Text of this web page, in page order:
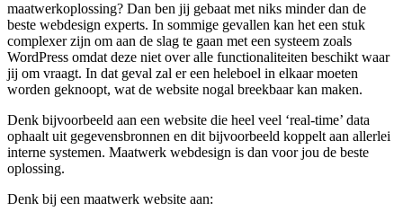
maatwerkoplossing? Dan ben jij gebaat met niks minder dan de
beste webdesign experts. In sommige gevallen kan het een stuk
complexer zijn om aan de slag te gaan met een systeem zoals
WordPress omdat deze niet over alle functionaliteiten beschikt waar
jij om vraagt. In dat geval zal er een heleboel in elkaar moeten
worden geknoopt, wat de website nogal breekbaar kan maken.
Denk bijvoorbeeld aan een website die heel veel ‘real-time’ data
ophaalt uit gegevensbronnen en dit bijvoorbeeld koppelt aan allerlei
interne systemen. Maatwerk webdesign is dan voor jou de beste
oplossing.
Denk bij een maatwerk website aan: